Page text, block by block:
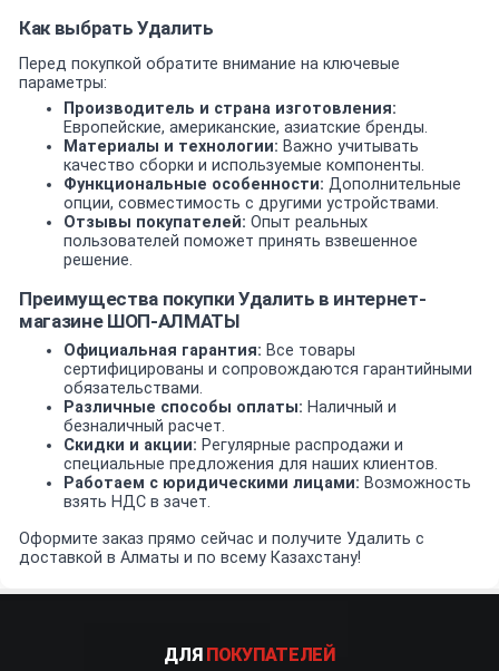
Как выбрать Удалить
Перед покупкой обратите внимание на ключевые
параметры:
Производитель и страна изготовления:
Европейские, американские, азиатские бренды.
Материалы и технологии: Важно учитывать
качество сборки и используемые компоненты.
Функциональные особенности: Дополнительные
опции, совместимость с другими устройствами.
Отзывы покупателей: Опыт реальных
пользователей поможет принять взвешенное
решение.
Преимущества покупки Удалить в интернет-
магазине ШОП-АЛМАТЫ
Официальная гарантия: Все товары
сертифицированы и сопровождаются гарантийными
обязательствами.
Различные способы оплаты: Наличный и
безналичный расчет.
Скидки и акции: Регулярные распродажи и
специальные предложения для наших клиентов.
Работаем с юридическими лицами: Возможность
взять НДС в зачет.
Оформите заказ прямо сейчас и получите Удалить с
доставкой в Алматы и по всему Казахстану!
ДЛЯ ПОКУПАТЕЛЕЙ